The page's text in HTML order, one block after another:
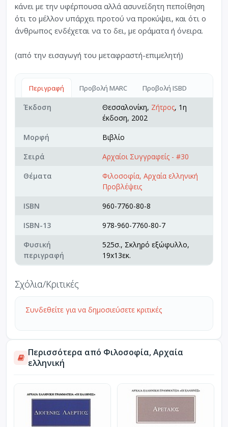
κάνει με την υφέρπουσα αλλά ασυνείδητη πεποίθηση
ότι το μέλλον υπάρχει προτού να προκύψει, και ότι ο
άνθρωπος ενδέχεται να το δει, με οράματα ή όνειρα.
(από την εισαγωγή του μεταφραστή-επιμελητή)
Περιγραφή Προβολή MARC Προβολή ISBD
Έκδοση Θεσσαλονίκη, Ζήτρος, 1η
έκδοση, 2002
Μορφή
Βιβλίο
Σειρά
Αρχαίοι Συγγραφείς - #30
Θέματα
Φιλοσοφία, Αρχαία ελληνική
Προβλέψεις
ISBN
960-7760-80-8
ISBN-13
978-960-7760-80-7
Φυσική
περιγραφή
525σ., Σκληρό εξώφυλλο,
19x13εκ.
Σχόλια/Κριτικές
Συνδεθείτε για να δημοσιεύσετε κριτικές
Περισσότερα από Φιλοσοφία, Αρχαία
ελληνική